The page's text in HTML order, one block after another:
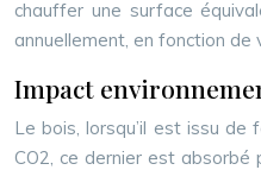
chauffer une surface
annuellement, en fonction de
Impact
Le bois, lorsqu’il est issu de
CO2, ce dernier est